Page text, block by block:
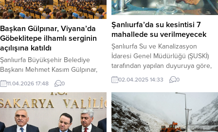
Ümit Özdağ, Müstafi Tümamiral
Prof. Dr. Cihat Yaycı ve...
Başkan Gülpınar, Viyana’da
Göbeklitepe ilhamlı serginin
açılışına katıldı
Şanlıurfa Büyükşehir Belediye
Başkanı Mehmet Kasım Gülpınar,
Avusturya’nın başkenti Viyana’da
gerçekleştirilen ve
Göbeklitepe’den ilham alınarak
hazırlanan anlamlı bir serginin
açılışını gerçekleştirdi. Şanlıurfa’nın
kadim mirası, Viyana’da kadın
11.04.2026 17:48 0
Şanlıurfa’da su kesintisi 7
mahallede su verilmeyecek
Şanlıurfa Su ve Kanalizasyon
İdaresi Genel Müdürlüğü (ŞUSKİ)
tarafından yapılan duyuruya göre,
Eyyübiye ilçesinde yapılacak olan
içme suyu hat ayrıştırma çalışmaları
nedeniyle 3 Nisan Perşembe günü
7 mahallede su kesintisi yaşanacak.
Su Kesintisinden Etkilenecek
Mahalleler: Kesinti Tarihi ve Saati:
02.04.2025 14:33 0